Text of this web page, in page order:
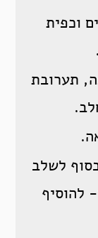
וכפית
תערובת
כ-7 דקות ובסוף לשלב
להוסיף